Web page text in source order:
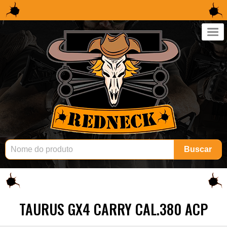
×
Buscar
TAURUS GX4 CARRY CAL.380 ACP